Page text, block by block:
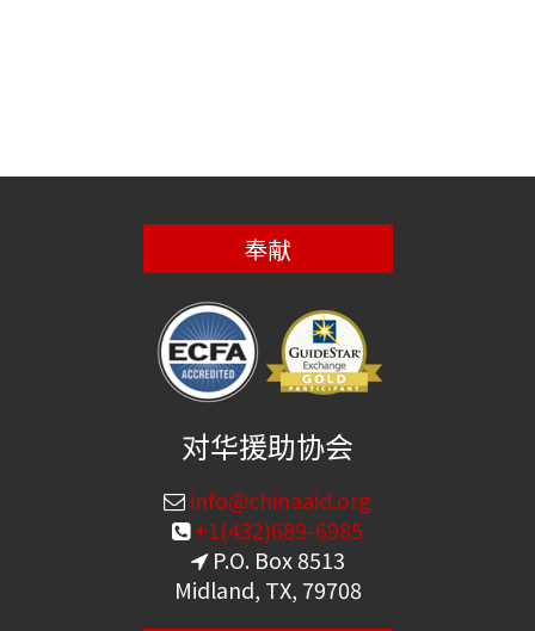
奉献
对华援助协会
info@chinaaid.org
+1(432)689-6985
P.O. Box 8513
Midland, TX, 79708